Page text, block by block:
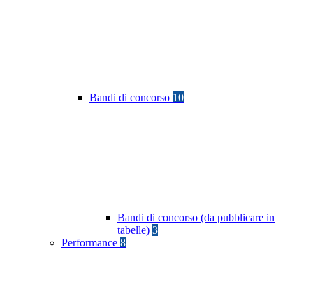
Bandi di concorso 10
Bandi di concorso (da pubblicare in
tabelle) 3
Performance 8